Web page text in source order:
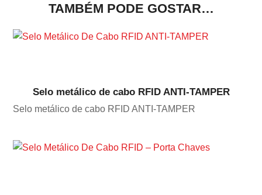
TAMBÉM PODE GOSTAR…
Selo metálico de cabo RFID ANTI-TAMPER
Selo metálico de cabo RFID ANTI-TAMPER